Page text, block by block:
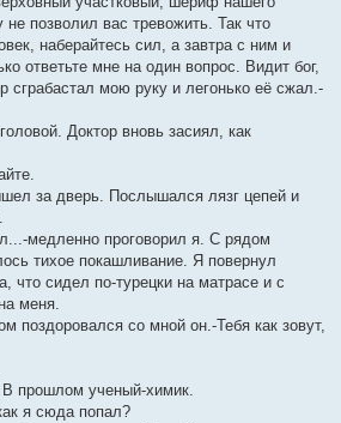
позволил вас тревожить. Так что
наберайтесь сил, а завтра с ним и
ответьте мне на один вопрос. Видит бог,
сграбастал мою руку и легонько её сжал.-
Доктор вновь засиял, как
за дверь. Послышался лязг цепей и
медленно проговорил я. С рядом
тихое покашливание. Я повернул
что сидел по-турецки на матрасе и с
меня.
поздоровался со мной он.-Тебя как зовут,
прошлом ученый-химик.
я сюда попал?